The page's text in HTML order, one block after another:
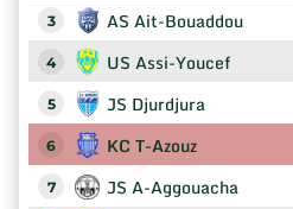
3 AS Ait-Bouaddou
4 US Assi-Youcef
5 JS Djurdjura
6 KC T-Azouz
7 JS A-Aggouacha